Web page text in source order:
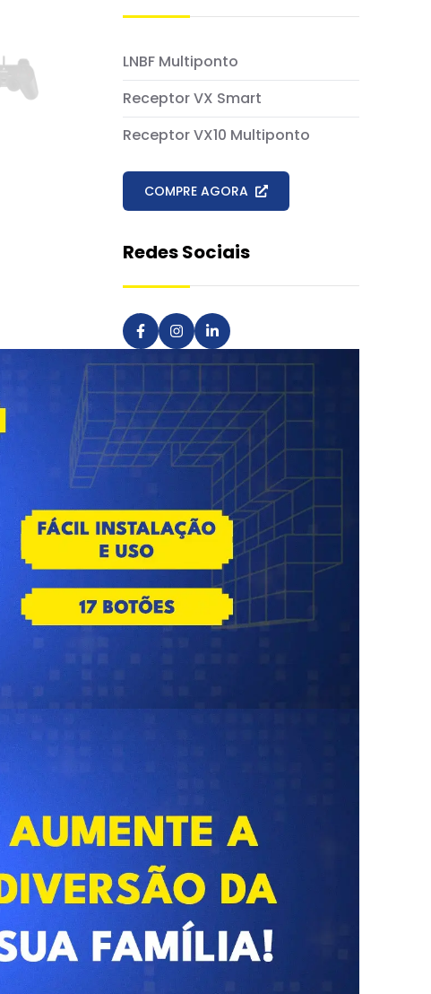
LNBF Multiponto
Receptor VX Smart
Receptor VX10 Multiponto
COMPRE AGORA
Redes Sociais
Facebook Vivensis Care Technology
Instagram Vivensis Care Technology
LinkedIn Vivensis Care